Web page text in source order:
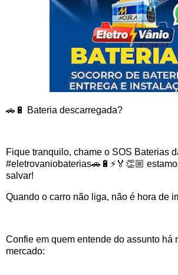
🚗🔋 Bateria descarregada?
Fique tranquilo, chame o SOS Baterias
#eletrovaniobaterias🚗🔋⚡️🏅👏🏼
salvar!
Quando o carro não liga, não é hora de
Confie em quem entende do assunto há
mercado: